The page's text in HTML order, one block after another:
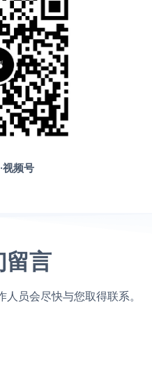
视频号
留言
员会尽快与您取得联系。